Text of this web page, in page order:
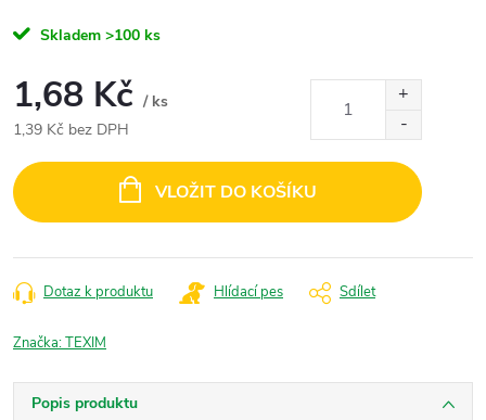
Skladem >100 ks
1,68 Kč / ks
1,39 Kč bez DPH
cena:
VLOŽIT DO KOŠÍKU
Dotaz k produktu Hlídací pes Sdílet
Značka:TEXIM
Popis produktu